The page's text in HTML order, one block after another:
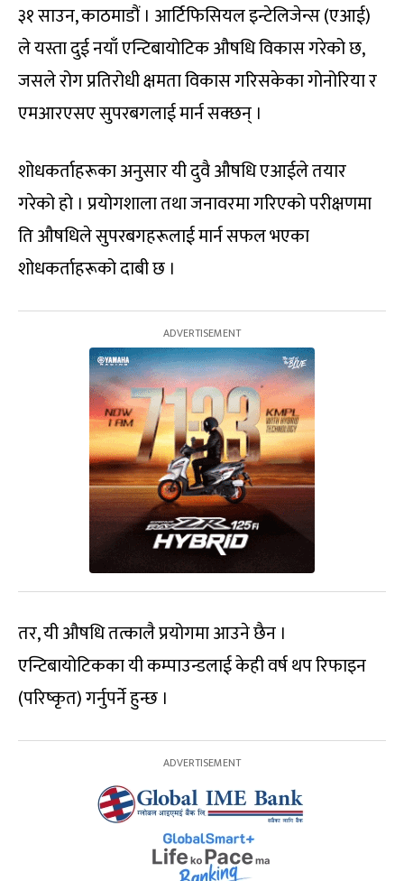
३१ साउन, काठमाडौं । आर्टिफिसियल इन्टेलिजेन्स (एआई)
ले यस्ता दुई नयाँ एन्टिबायोटिक औषधि विकास गरेको छ,
जसले रोग प्रतिरोधी क्षमता विकास गरिसकेका गोनोरिया र
एमआरएसए सुपरबगलाई मार्न सक्छन् ।
शोधकर्ताहरूका अनुसार यी दुवै औषधि एआईले तयार
गरेको हो । प्रयोगशाला तथा जनावरमा गरिएको परीक्षणमा
ति औषधिले सुपरबगहरूलाई मार्न सफल भएका
शोधकर्ताहरूको दाबी छ ।
तर, यी औषधि तत्कालै प्रयोगमा आउने छैन ।
एन्टिबायोटिकका यी कम्पाउन्डलाई केही वर्ष थप रिफाइन
(परिष्कृत) गर्नुपर्ने हुन्छ ।